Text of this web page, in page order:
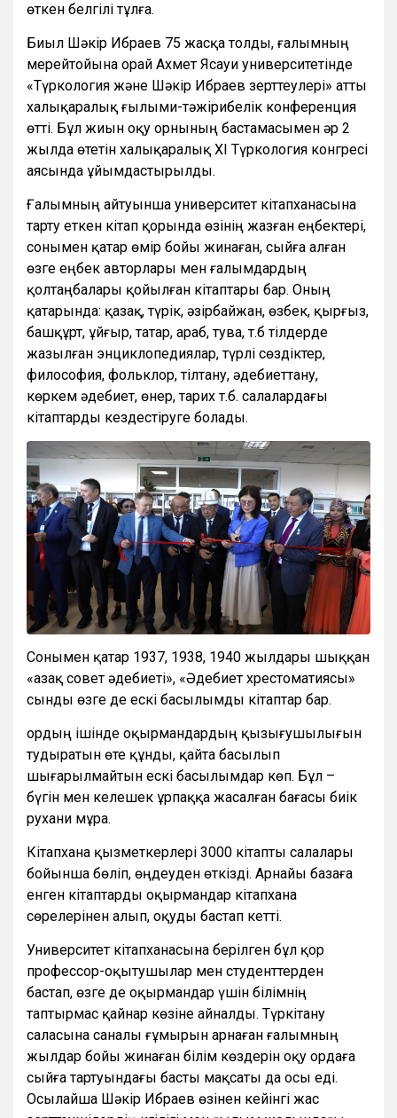
өткен белгілі тұлға.
Биыл Шәкір Ибраев 75 жасқа толды, ғалымның
мерейтойына орай Ахмет Ясауи университетінде
«Түркология және Шәкір Ибраев зерттеулері» атты
халықаралық ғылыми-тәжірибелік конференция
өтті. Бұл жиын оқу орнының бастамасымен әр 2
жылда өтетін халықаралық ХІ Түркология конгресі
аясында ұйымдастырылды.
Ғалымның айтуынша университет кітапханасына
тарту еткен кітап қорында өзінің жазған еңбектері,
сонымен қатар өмір бойы жинаған, сыйға алған
өзге еңбек авторлары мен ғалымдардың
қолтаңбалары қойылған кітаптары бар. Оның
қатарында: қазақ, түрік, әзірбайжан, өзбек, қырғыз,
башқұрт, ұйғыр, татар, араб, тува, т.б тілдерде
жазылған энциклопедиялар, түрлі сөздіктер,
философия, фольклор, тілтану, әдебиеттану,
көркем әдебиет, өнер, тарих т.б. салалардағы
кітаптарды кездестіруге болады.
Сонымен қатар 1937, 1938, 1940 жылдары шыққан
«Қазақ совет әдебиеті», «Әдебиет хрестоматиясы»
сынды өзге де ескі басылымды кітаптар бар.
Қордың ішінде оқырмандардың қызығушылығын
тудыратын өте құнды, қайта басылып
шығарылмайтын ескі басылымдар көп. Бұл –
бүгін мен келешек ұрпаққа жасалған бағасы биік
рухани мұра.
Кітапхана қызметкерлері 3000 кітапты салалары
бойынша бөліп, өңдеуден өткізді. Арнайы базаға
енген кітаптарды оқырмандар кітапхана
сөрелерінен алып, оқуды бастап кетті.
Университет кітапханасына берілген бұл қор
профессор-оқытушылар мен студенттерден
бастап, өзге де оқырмандар үшін білімнің
таптырмас қайнар көзіне айналды. Түркітану
саласына саналы ғұмырын арнаған ғалымның
жылдар бойы жинаған білім көздерін оқу ордаға
сыйға тартуындағы басты мақсаты да осы еді.
Осылайша Шәкір Ибраев өзінен кейінгі жас